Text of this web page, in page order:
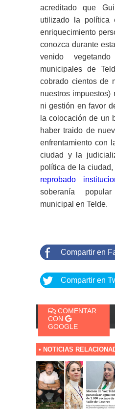
acreditado que
utilizado la política
enriquecimiento
conozca durante
venido
municipales de
cobrado cientos de
nuestros impuestos)
ni gestión en favor
la colocación de un
haber traido de
enfrentamiento con
ciudad y la
política de la
reprobado
soberanía
municipal en Telde.
Compartir en
Compartir en
COMENTAR
CON
GOOGLE
• NOTICIAS